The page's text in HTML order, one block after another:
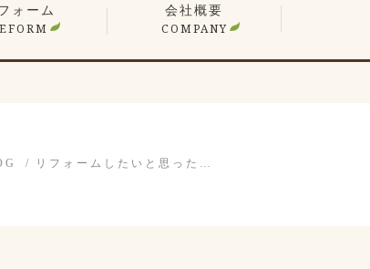
ォーム
ォーム
リフォーム
施工事例
ノウハウブログ
会社概要
COMPANY
リフォームしたいと思った…